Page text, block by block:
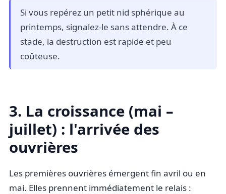
Si vous repérez un petit nid sphérique au
printemps, signalez-le sans attendre. À ce
stade, la destruction est rapide et peu
coûteuse.
3. La croissance (mai –
juillet) : l'arrivée des
ouvrières
Les premières ouvrières émergent fin avril ou en
mai. Elles prennent immédiatement le relais :